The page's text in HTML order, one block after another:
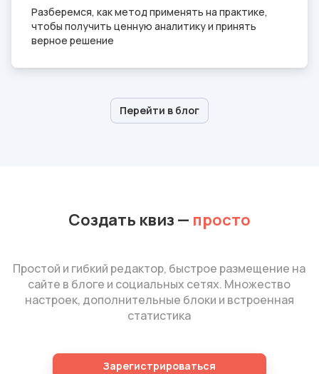
Разберемся, как метод применять на практике,
чтобы получить ценную аналитику и принять
верное решение
Перейти в блог
Создать квиз — просто
Простой и гибкий редактор, быстрое размещение на
сайте в блоге и социальных сетях. Множество
настроек, дополнительные блоки и встроенная
статистика
Зарегистрироваться